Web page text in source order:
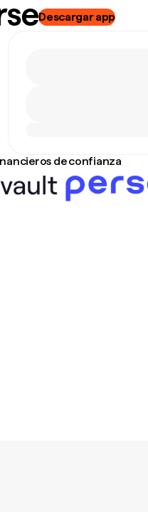
Descargar app
de confianza